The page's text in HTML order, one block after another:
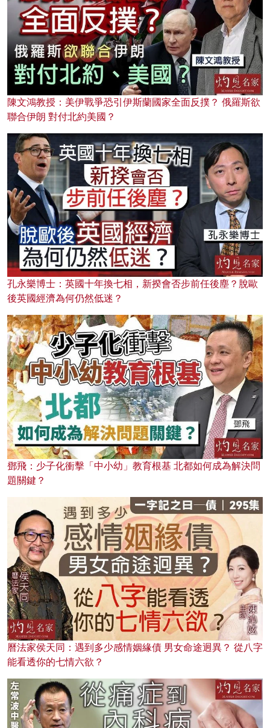
陳文鴻教授：美伊戰爭恐引伊斯蘭國家全面反撲？ 俄羅斯欲
聯合伊朗 對付北約美國？
孔永樂博士：英國十年換七相，新揆會否步前任後塵？脫歐
後英國經濟為何仍然低迷？
鄧飛：少子化衝擊「中小幼」教育根基 北都如何成為解決問
題關鍵？
曆法家侯天同：遇到多少感情姻緣債 男女命途迥異？ 從八字
能看透你的七情六欲？